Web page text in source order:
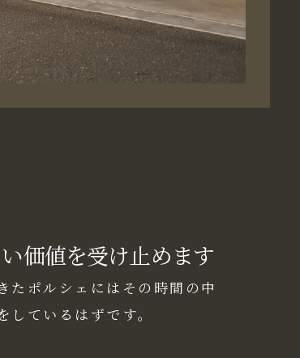
価値を受け止めます
たポルシェにはその時間の中
ているはずです。